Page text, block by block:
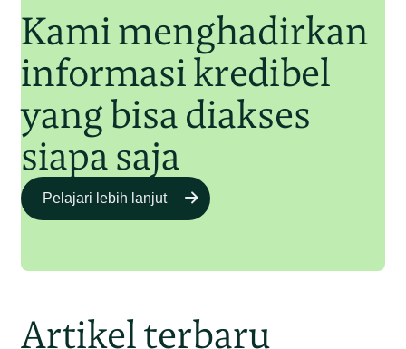
Kami menghadirkan
informasi kredibel
yang bisa diakses
siapa saja
Pelajari lebih lanjut
Artikel terbaru